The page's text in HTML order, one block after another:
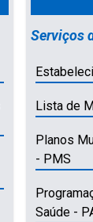
Serviços
Lista de
Planos
- PMS
Saúde -